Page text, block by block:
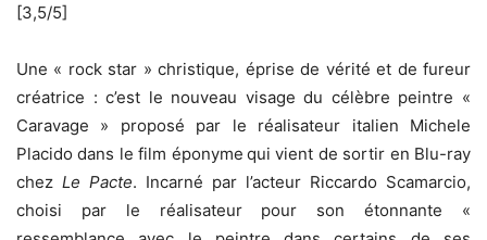
[3,5/5]
Une « rock star » christique, éprise de vérité et de fureur
créatrice : c’est le nouveau visage du célèbre peintre «
Caravage » proposé par le réalisateur italien Michele
Placido dans le film éponyme qui vient de sortir en Blu-ray
chez Le Pacte. Incarné par l’acteur Riccardo Scamarcio,
choisi par le réalisateur pour son étonnante «